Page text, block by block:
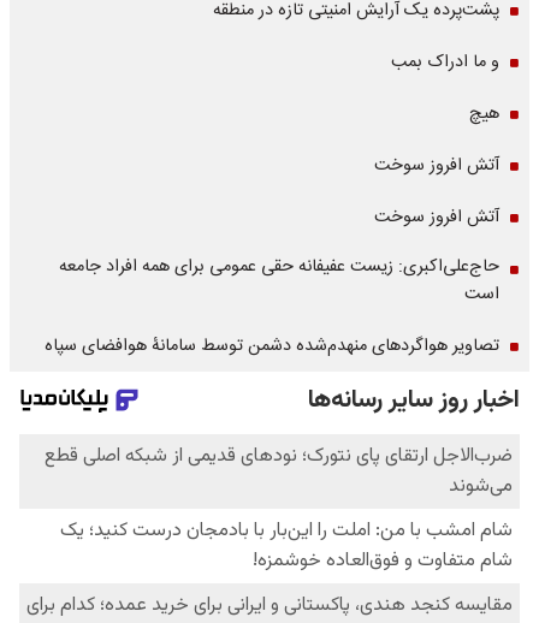
پشت‌پرده یک آرایش امنیتی تازه در منطقه
و ما ادراک بمب
هیچ
آتش افروز سوخت
آتش افروز سوخت
حاج‌علی‌اکبری: زیست عفیفانه حقی عمومی برای همه افراد جامعه
است
تصاویر هواگردهای منهدم‌شده دشمن توسط سامانۀ هوافضای سپاه